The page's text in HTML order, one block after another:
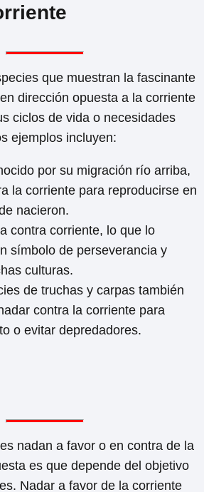
que muestran la fascinante
dirección opuesta a la corriente
ciclos de vida o necesidades
ejemplos incluyen:
por su migración río arriba,
la corriente para reproducirse en
nacieron.
contra corriente, lo que lo
símbolo de perseverancia y
culturas.
de truchas y carpas también
contra la corriente para
o evitar depredadores.
nadan a favor o en contra de la
es que depende del objetivo
Nadar a favor de la corriente